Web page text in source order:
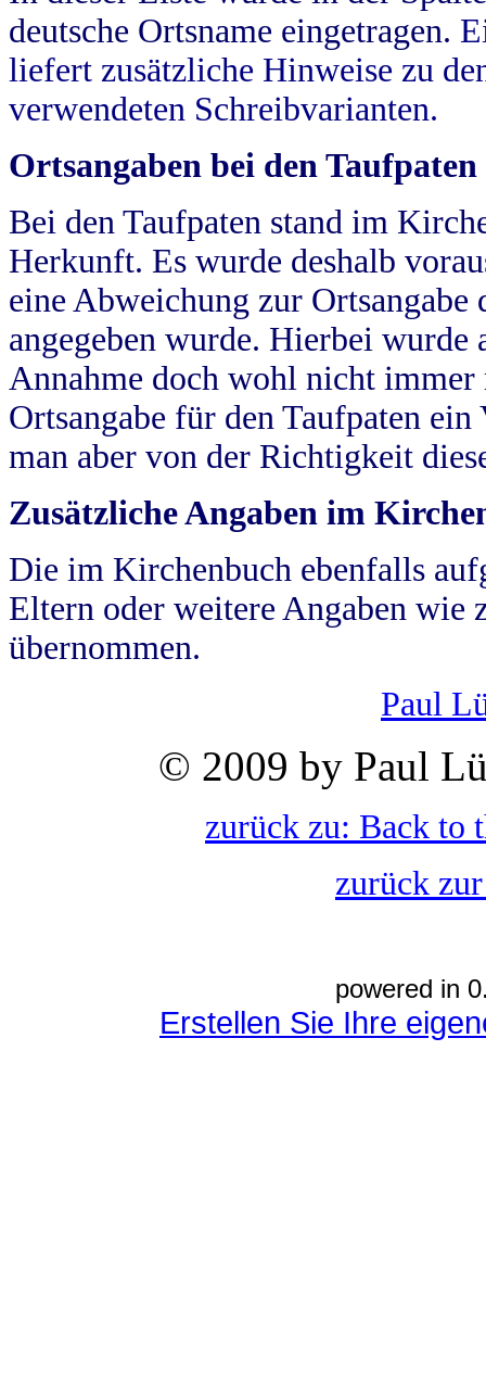
deutsche Ortsname eingetragen.
liefert zusätzliche Hinweise zu
verwendeten Schreibvarianten.
Ortsangaben bei den Taufpaten
Bei den Taufpaten stand im
Herkunft. Es wurde deshalb
eine Abweichung zur
angegeben wurde. Hierbei wurde
Annahme doch wohl nicht
Ortsangabe für den Taufpaten
man aber von der Richtigkeit
Zusätzliche Angaben im
Die im Kirchenbuch ebenfalls
Eltern oder weitere Angaben wie
übernommen.
Paul
© 2009 by Paul
zurück zu: Back to
zurück
powered in
Erstellen Sie Ihre